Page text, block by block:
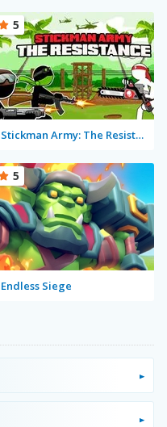
Stickman Army: The Resistance
5
Endless Siege
5